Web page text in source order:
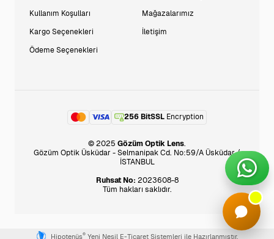
Kullanım Koşulları
Kargo Seçenekleri
Ödeme Seçenekleri
Mağazalarımız
İletişim
256 BitSSL Encryption
© 2025 Gözüm Optik Lens.
Gözüm Optik Üsküdar - Selmanipak Cd. No:59/A Üsküdar /
İSTANBUL
Ruhsat No: 2023608-8
Tüm hakları saklıdır.
Hipotenüs®Yeni Nesil E-Ticaret Sistemleri ile Hazırlanmıştır.